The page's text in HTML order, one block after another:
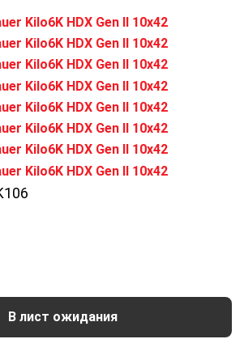
В лист ожидания